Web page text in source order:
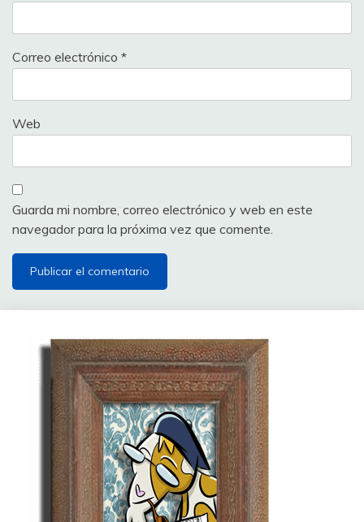
Correo electrónico *
Web
Guarda mi nombre, correo electrónico y web en este
navegador para la próxima vez que comente.